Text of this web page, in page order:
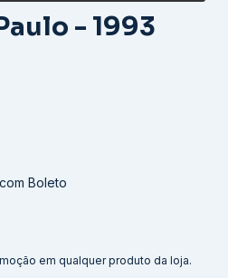
- 1993
Boleto
em qualquer produto da loja.